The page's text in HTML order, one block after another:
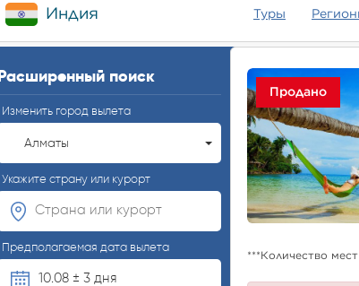
Индия Туры
Расширенный поиск
Изменить город вылета
Алматы
Укажите страну или курорт
Предполагаемая дата вылета
10.08 ± 3 дня
Продано
***Количество